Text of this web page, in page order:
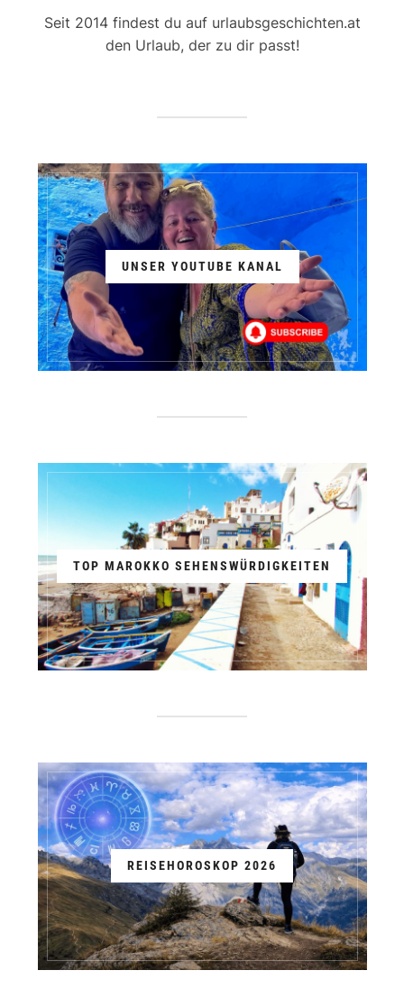
Seit 2014 findest du auf urlaubsgeschichten.at
den Urlaub, der zu dir passt!
UNSER YOUTUBE KANAL
TOP MAROKKO SEHENSWÜRDIGKEITEN
REISEHOROSKOP 2026